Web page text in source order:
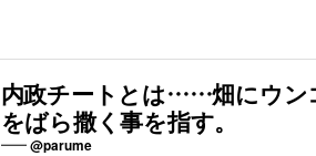
内政チートとは……畑にウン
をばら撒く事を指す。
@parume